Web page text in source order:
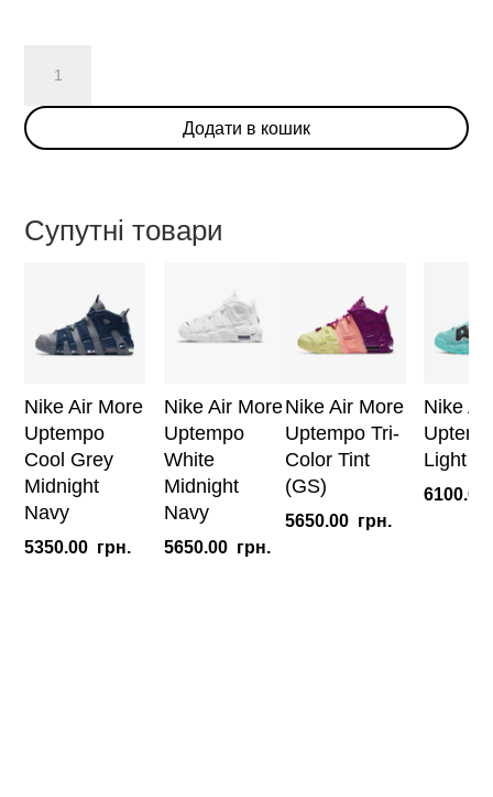
More
Uptempo
Додати в кошик
Супутні товари
Nike Air More
Uptempo
Cool Grey
Midnight
Navy
5350.00 грн.
Nike Air More
Uptempo
White
Midnight
Navy
5650.00 грн.
Nike Air More
Uptempo Tri-
Color Tint
(GS)
5650.00 грн.
Nike
Light
6100.00